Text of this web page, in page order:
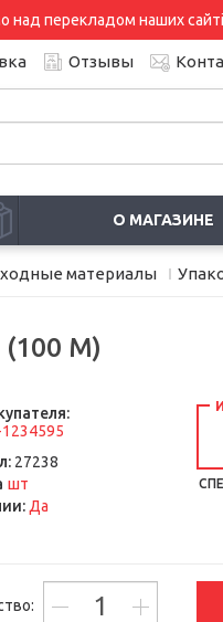
перекладом наших
Отзывы
О МАГАЗИНЕ
материалы
М)
27238
шт
Да